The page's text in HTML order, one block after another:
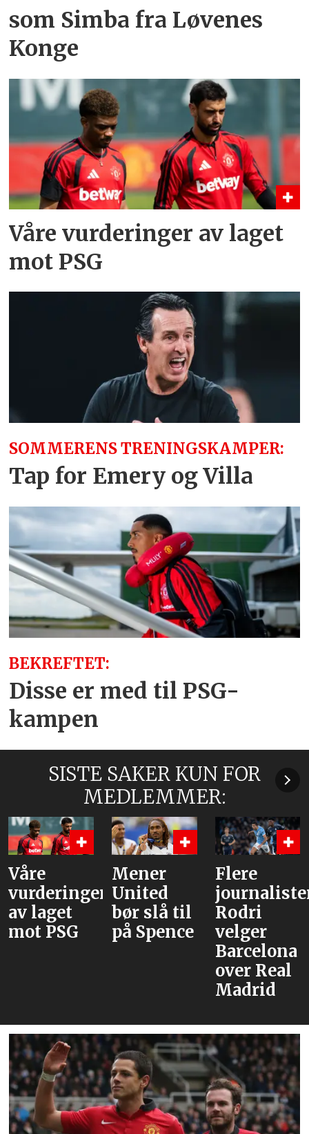
som Simba fra Løvenes
Konge
Våre vurderinger av laget
mot PSG
SOMMERENS TRENINGSKAMPER:
Tap for Emery og Villa
BEKREFTET:
Disse er med til PSG-
kampen
SISTE SAKER KUN FOR
MEDLEMMER:
Mener
United
bør slå til
på Spence
Flere
journalister:
Rodri
velger
Bruno og
Cunha,
men
venter
med